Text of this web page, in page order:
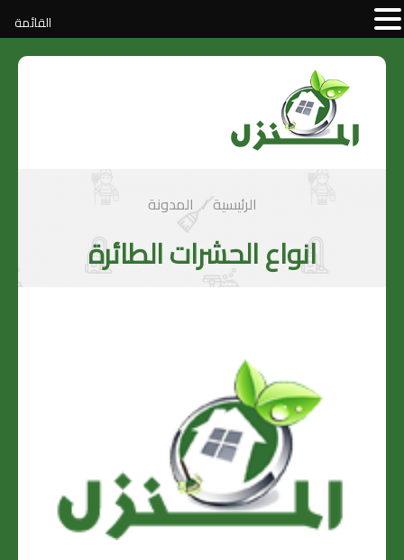
الرئيسية المدونة
انواع الحشرات الطائرة
القائمة